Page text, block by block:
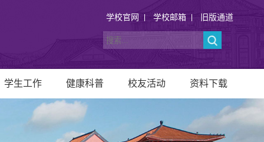
学校官网 学校邮箱 旧版通道
学生工作 健康科普 校友活动 资料下载